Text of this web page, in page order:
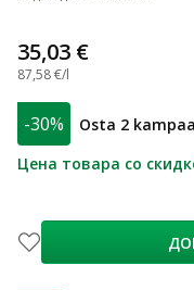
35,03 €
87,58 €/l
-30%
Osta 2
Цена товара со